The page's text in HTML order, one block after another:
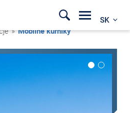
SK
»Mobilné kurníky